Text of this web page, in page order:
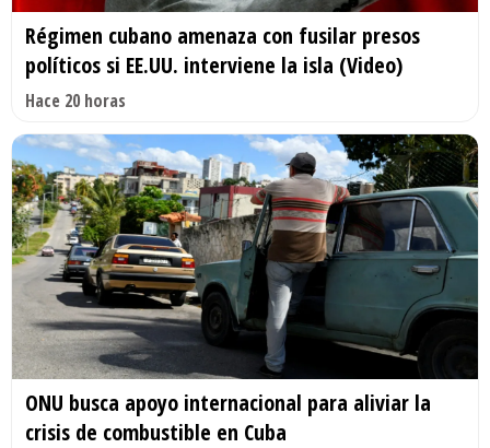
Régimen cubano amenaza con fusilar presos
políticos si EE.UU. interviene la isla (Video)
Hace 20 horas
ONU busca apoyo internacional para aliviar la
crisis de combustible en Cuba